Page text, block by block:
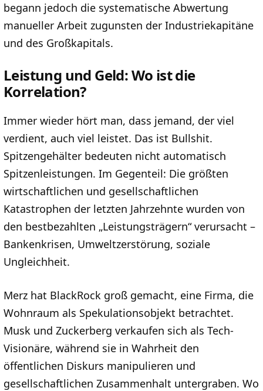
begann jedoch die systematische Abwertung
manueller Arbeit zugunsten der Industriekapitäne
und des Großkapitals.
Leistung und Geld: Wo ist die
Korrelation?
Immer wieder hört man, dass jemand, der viel
verdient, auch viel leistet. Das ist Bullshit.
Spitzengehälter bedeuten nicht automatisch
Spitzenleistungen. Im Gegenteil: Die größten
wirtschaftlichen und gesellschaftlichen
Katastrophen der letzten Jahrzehnte wurden von
den bestbezahlten „Leistungsträgern“ verursacht –
Bankenkrisen, Umweltzerstörung, soziale
Ungleichheit.
Merz hat BlackRock groß gemacht, eine Firma, die
Wohnraum als Spekulationsobjekt betrachtet.
Musk und Zuckerberg verkaufen sich als Tech-
Visionäre, während sie in Wahrheit den
öffentlichen Diskurs manipulieren und
gesellschaftlichen Zusammenhalt untergraben. Wo